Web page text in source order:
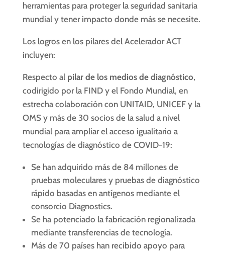
herramientas para proteger la seguridad sanitaria
mundial y tener impacto donde más se necesite.
Los logros en los pilares del Acelerador ACT
incluyen:
Respecto al pilar de los medios de diagnóstico,
codirigido por la FIND y el Fondo Mundial, en
estrecha colaboración con UNITAID, UNICEF y la
OMS y más de 30 socios de la salud a nivel
mundial para ampliar el acceso igualitario a
tecnologías de diagnóstico de COVID-19:
Se han adquirido más de 84 millones de
pruebas moleculares y pruebas de diagnóstico
rápido basadas en antígenos mediante el
consorcio Diagnostics.
Se ha potenciado la fabricación regionalizada
mediante transferencias de tecnología.
Más de 70 países han recibido apoyo para